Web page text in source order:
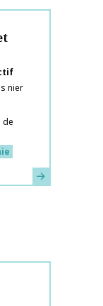
nier
de
En savoir plus